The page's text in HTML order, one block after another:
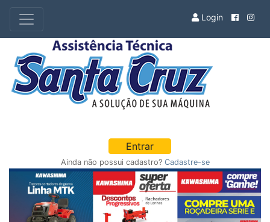
Login
Entrar
Ainda não possui cadastro? Cadastre-se